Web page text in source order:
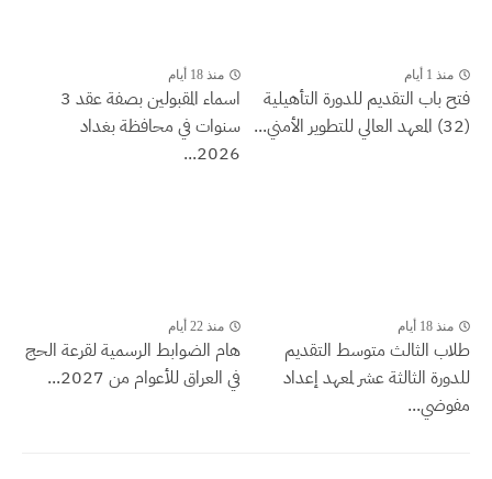
منذ 1 أيام
فتح باب التقديم للدورة التأهيلية
(32) المعهد العالي للتطوير الأمني...
منذ 18 أيام
اسماء المقبولين بصفة عقد 3
سنوات في محافظة بغداد
2026...
منذ 18 أيام
طلاب الثالث متوسط التقديم
للدورة الثالثة عشر لمعهد إعداد
مفوضي...
منذ 22 أيام
هام الضوابط الرسمية لقرعة الحج
في العراق للأعوام من 2027...